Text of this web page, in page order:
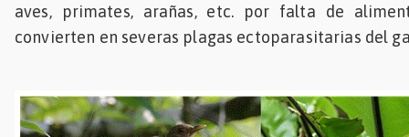
aves, primates, arañas, etc. por falta de
convierten en severas plagas ectoparasitarias del